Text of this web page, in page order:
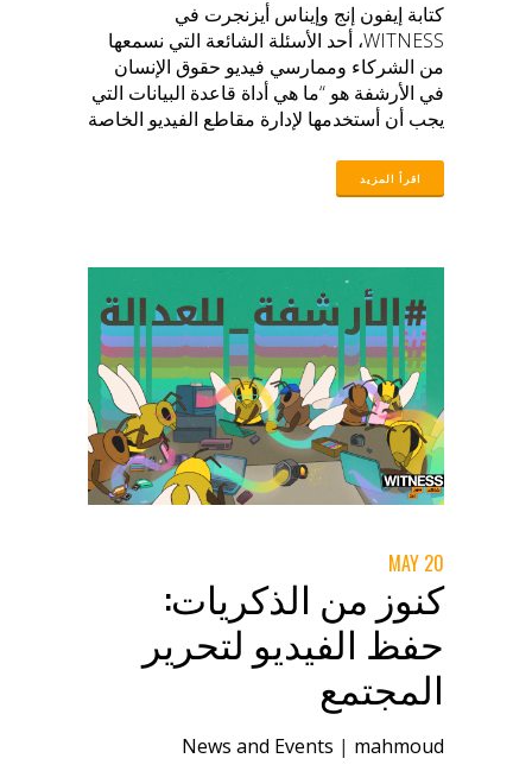
كتابة إيفون إنج وإيناس أيزنجرت في
WITNESS، أحد الأسئلة الشائعة التي نسمعها
من الشركاء وممارسي فيديو حقوق الإنسان
في الأرشفة هو “ما هي أداة قاعدة البيانات التي
يجب أن أستخدمها لإدارة مقاطع الفيديو الخاصة
صحيحة. عادةً ما يكون ردنا هو: “على حسب”
يمكن أن تؤثر العديد من العوامل على اختيارك
وسهولة الاستخدام وإمكانية الوصول، والدعم
والتدريب، وقابلية التوسع والاستدامة، والأمان
والخصوصية للبيانات الحساسة.
20 MAY
كنوز من الذكريات:
حفظ الفيديو لتحرير
المجتمع
News and Events | mahmoud